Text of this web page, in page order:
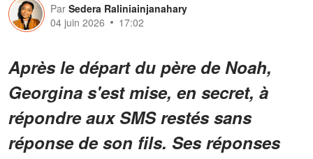
Par Sedera Raliniainjanahary
04 juin 2026
17:02
Après le départ du père de Noah,
Georgina s'est mise, en secret, à
répondre aux SMS restés sans
réponse de son fils. Ses réponses